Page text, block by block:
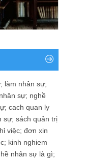
; làm nhân sự;
sự; nghề
; cach quan ly
sự; sách quản trị
việc; đơn xin
; kinh nghiem
nhân sự là gì;